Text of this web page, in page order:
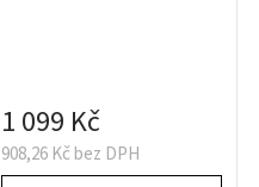
908,26 Kč bez DPH
1 099 Kč